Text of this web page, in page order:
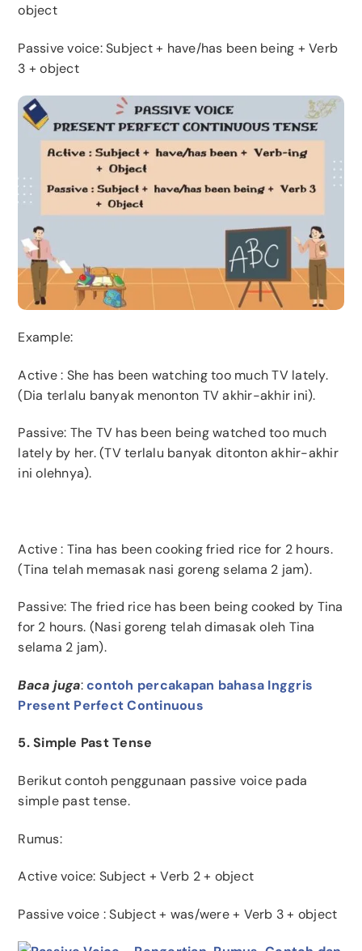
object
Passive voice: Subject + have/has been being + Verb
3 + object
Example:
Active : She has been watching too much TV lately.
(Dia terlalu banyak menonton TV akhir-akhir ini).
Passive: The TV has been being watched too much
lately by her. (TV terlalu banyak ditonton akhir-akhir
ini olehnya).
Active : Tina has been cooking fried rice for 2 hours.
(Tina telah memasak nasi goreng selama 2 jam).
Passive: The fried rice has been being cooked by Tina
for 2 hours. (Nasi goreng telah dimasak oleh Tina
selama 2 jam).
Baca juga:contoh percakapan bahasa Inggris
Present Perfect Continuous
5. Simple Past Tense
Berikut contoh penggunaan passive voice pada
simple past tense.
Rumus:
Active voice: Subject + Verb 2 + object
Passive voice : Subject + was/were + Verb 3 + object